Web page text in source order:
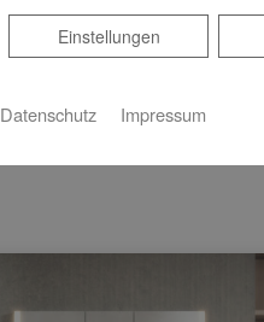
Einstellungen
Datenschutz Impressum